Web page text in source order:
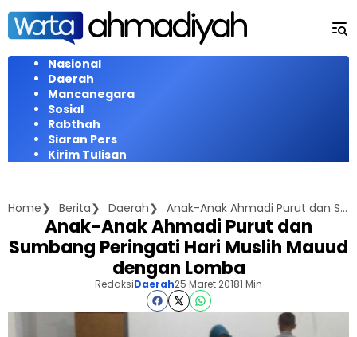
Langsung
konten
Nasional
Daerah
Mancanegara
Sosial
Rabthah
Siaran Pers
Kirim Tulisan
Home Berita Daerah Anak-Anak Ahmadi Purut dan Sumbang Peringati Hari Muslih Mauud dengan Lomba
Anak-Anak Ahmadi Purut dan
Sumbang Peringati Hari Muslih Mauud
dengan Lomba
RedaksiDaerah25 Maret 20181 Min